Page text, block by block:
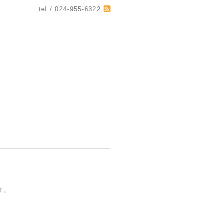
tel / 024-955-6322